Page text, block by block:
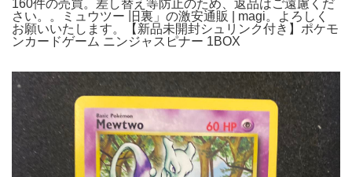
160件の売買。差し替え等防止のため、返品はご遠慮くだ
さい。。ミュウツー 旧裏」の激安通販 | magi。よろしく
お願いいたします。【新品未開封シュリンク付き】ポケモ
ンカードゲーム ニンジャスピナー 1BOX